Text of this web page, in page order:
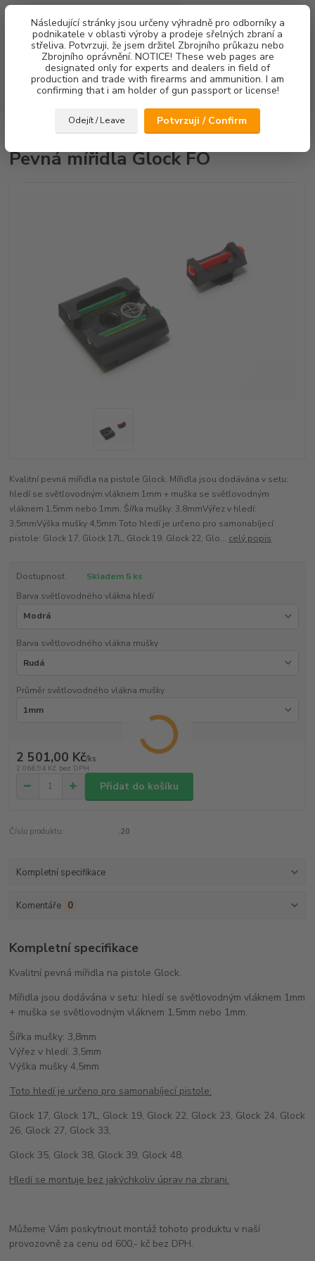
Následující stránky jsou určeny výhradně pro odborníky a
podnikatele v oblasti výroby a prodeje sřelných zbraní a
střeliva. Potvrzuji, že jsem držitel Zbrojního průkazu nebo
Zbrojního oprávnění. NOTICE! These web pages are
designated only for experts and dealers in field of
production and trade with firearms and ammunition. I am
confirming that i am holder of gun passport or license!
Odejít / Leave Potvrzuji / Confirm
Menu
Hledat
za0,00 Kč
Pevná mířidla Glock FO
Pevná mířidla Glock FO
Kvalitní pevná mířidla na pistole Glock. Mířidla jsou dodávána v setu:
hledí se světlovodným vláknem 1mm + muška se světlovodným
vláknem 1,5mm nebo 1mm. Šířka mušky: 3,8mmVýřez v hledí:
3,5mmVýška mušky 4,5mm Toto hledí je určeno pro samonabíjecí
pistole: Glock 17, Glock 17L, Glock 19, Glock 22, Glo... celý popis
Dostupnost
Skladem 5 ks
Barva světlovodného vlákna hledí
Barva světlovodného vlákna mušky
Průměr světlovodného vlákna mušky
2 501,00 Kč/ks
2 066,94 Kč bez DPH
Přidat do košíku
Číslo produktu: .20
Kompletní specifikace
Komentáře 0
Kompletní specifikace
Kvalitní pevná mířidla na pistole Glock.
Mířidla jsou dodávána v setu: hledí se světlovodným vláknem 1mm
+ muška se světlovodným vláknem 1,5mm nebo 1mm.
Šířka mušky: 3,8mm
Výřez v hledí: 3,5mm
Výška mušky 4,5mm
Toto hledí je určeno pro samonabíjecí pistole:
Glock 17, Glock 17L, Glock 19, Glock 22, Glock 23, Glock 24, Glock
26, Glock 27, Glock 33,
Glock 35, Glock 38, Glock 39, Glock 48.
Hledí se montuje bez jakýchkoliv úprav na zbrani.
Můžeme Vám poskytnout montáž tohoto produktu v naší
provozovně za cenu od 600,- kč bez DPH.